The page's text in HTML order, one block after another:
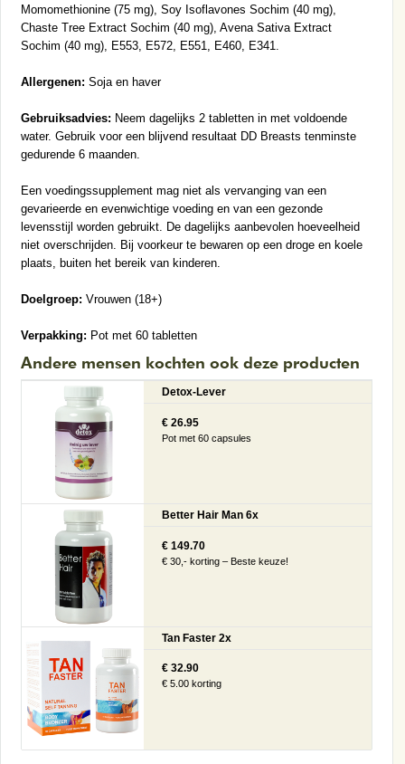
Momomethionine (75 mg), Soy Isoflavones Sochim (40 mg),
Chaste Tree Extract Sochim (40 mg), Avena Sativa Extract
Sochim (40 mg), E553, E572, E551, E460, E341.
Allergenen: Soja en haver
Gebruiksadvies: Neem dagelijks 2 tabletten in met voldoende
water. Gebruik voor een blijvend resultaat DD Breasts tenminste
gedurende 6 maanden.
Een voedingssupplement mag niet als vervanging van een
gevarieerde en evenwichtige voeding en van een gezonde
levensstijl worden gebruikt. De dagelijks aanbevolen hoeveelheid
niet overschrijden. Bij voorkeur te bewaren op een droge en koele
plaats, buiten het bereik van kinderen.
Doelgroep: Vrouwen (18+)
Verpakking: Pot met 60 tabletten
Andere mensen kochten ook deze producten
Detox-Lever
€ 26.95
Pot met 60 capsules
Better Hair Man 6x
€ 149.70
€ 30,- korting – Beste keuze!
Tan Faster 2x
€ 32.90
€ 5.00 korting